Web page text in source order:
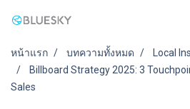
หน้าแรก บทความทั้งหมด
Local
Billboard Strategy 2025: 3
Sales